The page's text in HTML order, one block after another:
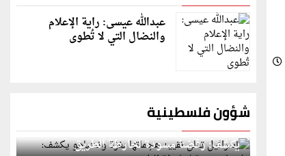
عبدالله عيسى: راية الإعلام
والنضال التي لا تُطوى
شؤون فلسطينية
إسرائيل تعلن تقييد هجماتها بغزة ونتنياهو
يكشف: رفضنا مسودة لخارطة الطريق